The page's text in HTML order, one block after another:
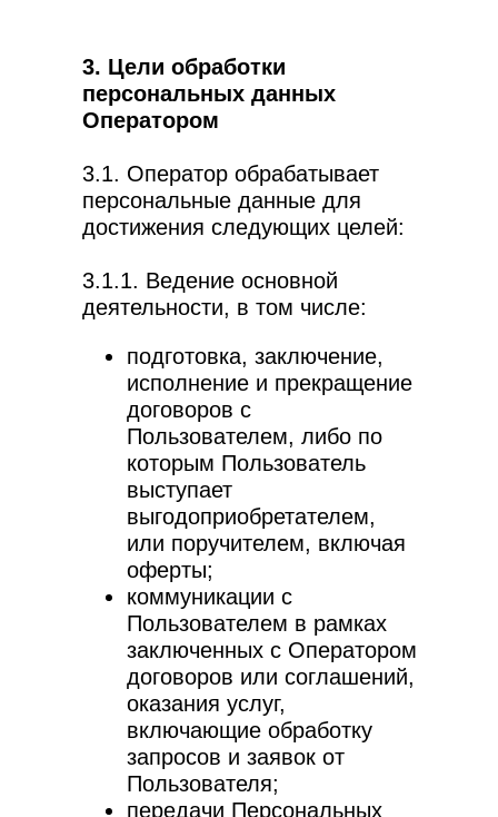
3. Цели обработки
персональных данных
Оператором
3.1. Оператор обрабатывает
персональные данные для
достижения следующих целей:
3.1.1. Ведение основной
деятельности, в том числе:
подготовка, заключение,
исполнение и прекращение
договоров с
Пользователем, либо по
которым Пользователь
выступает
выгодоприобретателем,
или поручителем, включая
оферты;
коммуникации с
Пользователем в рамках
заключенных с Оператором
договоров или соглашений,
оказания услуг,
включающие обработку
запросов и заявок от
Пользователя;
передачи Персональных